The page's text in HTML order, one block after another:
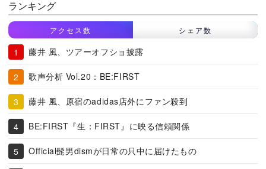
ランキング
アクセス数 シェア数
藤井 風、ツアーオフショ披露
歌声分析 Vol.20：BE:FIRST
藤井 風、原宿のadidas店外にファン殺到
BE:FIRST『生：FIRST』に映る信頼関係
Official髭男dismが日常の只中に届けたもの